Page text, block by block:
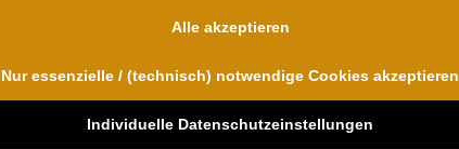
Alle akzeptieren
Nur essenzielle / (technisch) notwendige Cookies akzeptieren
Individuelle Datenschutzeinstellungen